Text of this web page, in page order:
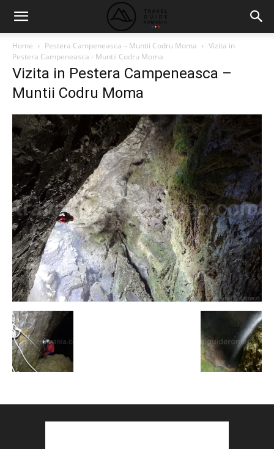
Home Pestera Campeneasca – Muntii Codru Moma
Vizita in
Pestera Campeneasca - Muntii Codru Moma
Vizita in Pestera Campeneasca –
Muntii Codru Moma